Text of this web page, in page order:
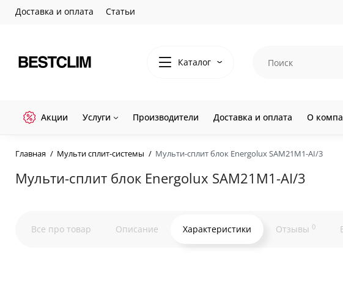
Доставка и оплата Статьи
Каталог
Акции Услуги Производители Доставка и оплата О
Главная Мульти сплит-системы Мульти-сплит блок Energolux SAM21M1-AI/3
Мульти-сплит блок Energolux SAM21M1-AI/3
Все про товар Описание Характеристики Отзывы 0